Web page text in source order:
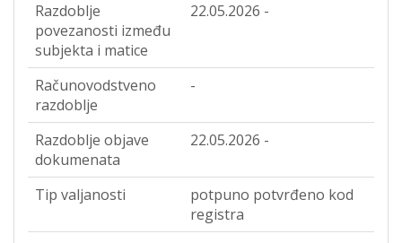
Razdoblje
povezanosti između
subjekta i matice
22.05.2026 -
Računovodstveno
razdoblje
-
Razdoblje objave
dokumenata
22.05.2026 -
Tip valjanosti
potpuno potvrđeno kod
registra